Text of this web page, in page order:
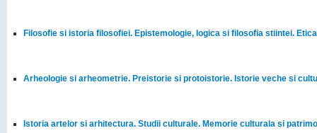
Filosofie si istoria filosofiei. Epistemologie, logica si filosofia stiintei.
Arheologie si arheometrie. Preistorie si protoistorie. Istorie veche si
Istoria artelor si arhitectura. Studii culturale. Memorie culturala si